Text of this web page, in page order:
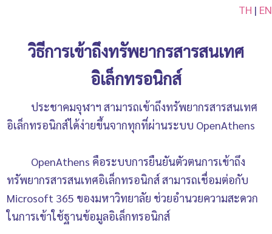
TH | EN
วิธีการเข้าถึงทรัพยากรสารสนเทศ
อิเล็กทรอนิกส์
ประชาคมจุฬาฯ สามารถเข้าถึงทรัพยากรสารสนเทศ
อิเล็กทรอนิกส์ได้ง่ายขึ้นจากทุกที่ผ่านระบบ OpenAthens
OpenAthens คือระบบการยืนยันตัวตนการเข้าถึง
ทรัพยากรสารสนเทศอิเล็กทรอนิกส์ สามารถเชื่อมต่อกับ
Microsoft 365 ของมหาวิทยาลัย ช่วยอำนวยความสะดวก
ในการเข้าใช้ฐานข้อมูลอิเล็กทรอนิกส์